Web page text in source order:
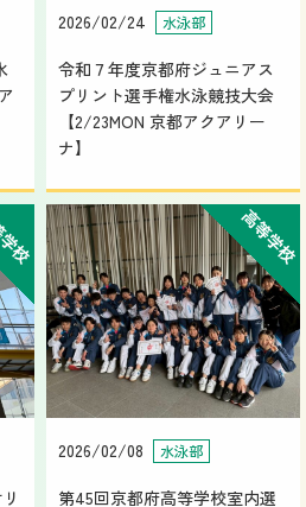
2026/02/24 水泳部
令和７年度京都府ジュニアス
プリント選手権水泳競技大会
【2/23MON 京都アクアリー
ナ】
校 高等学校
2026/02/08 水泳部
第45回京都府高等学校室内選